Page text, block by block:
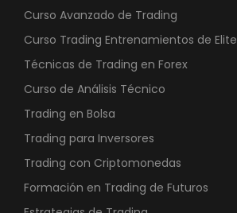
Curso Avanzado de Trading
Curso Trading Entrenamientos de Elite
Técnicas de Trading en Forex
Curso de Análisis Técnico
Trading en Bolsa
Trading para Inversores
Trading con Criptomonedas
Formación en Trading de Futuros